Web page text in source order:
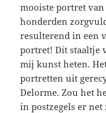
mooiste portret
honderden
resulterend in een
portret! Dit staaltje
mij kunst heten.
portretten uit
Delorme. Zou het
in postzegels er